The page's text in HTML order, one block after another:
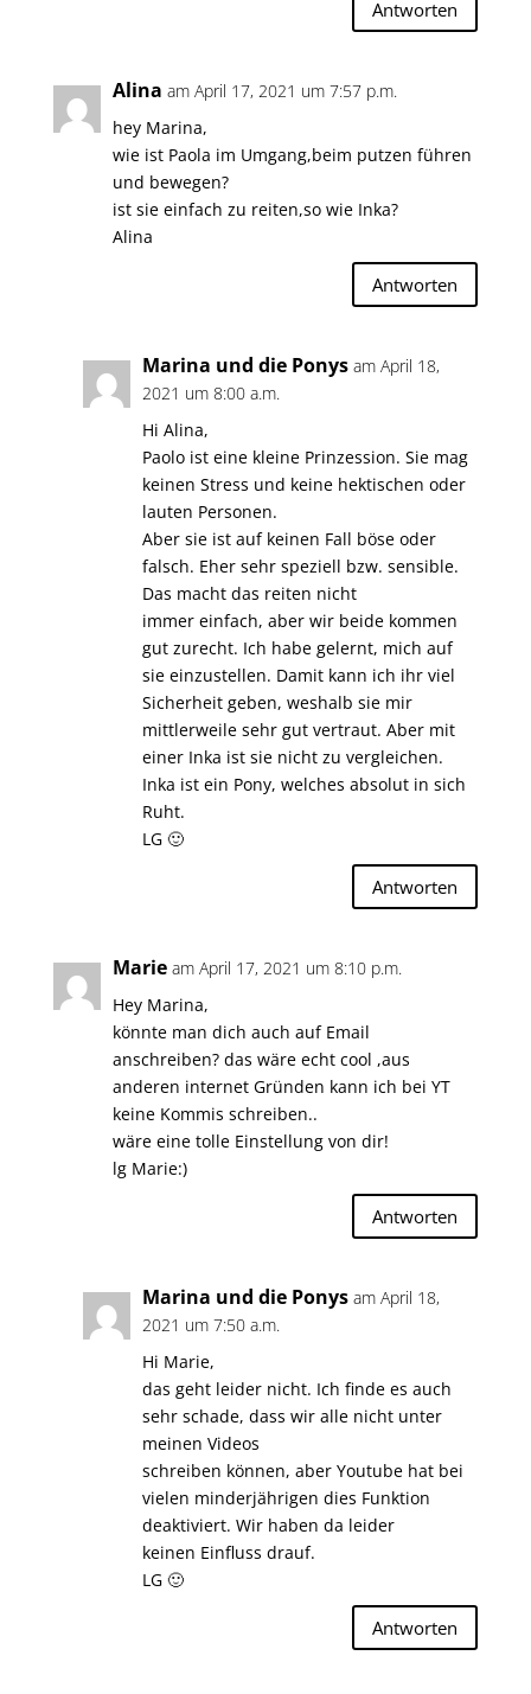
Antworten
Alina am April 17, 2021 um 7:57 p.m.
hey Marina,
wie ist Paola im Umgang,beim putzen führen
und bewegen?
ist sie einfach zu reiten,so wie Inka?
Alina
Antworten
Marina und die Ponys am April 18,
2021 um 8:00 a.m.
Hi Alina,
Paolo ist eine kleine Prinzession. Sie mag
keinen Stress und keine hektischen oder
lauten Personen.
Aber sie ist auf keinen Fall böse oder
falsch. Eher sehr speziell bzw. sensible.
Das macht das reiten nicht
immer einfach, aber wir beide kommen
gut zurecht. Ich habe gelernt, mich auf
sie einzustellen. Damit kann ich ihr viel
Sicherheit geben, weshalb sie mir
mittlerweile sehr gut vertraut. Aber mit
einer Inka ist sie nicht zu vergleichen.
Inka ist ein Pony, welches absolut in sich
Ruht.
LG 🙂
Antworten
Marie am April 17, 2021 um 8:10 p.m.
Hey Marina,
könnte man dich auch auf Email
anschreiben? das wäre echt cool ,aus
anderen internet Gründen kann ich bei YT
keine Kommis schreiben..
wäre eine tolle Einstellung von dir!
lg Marie:)
Antworten
Marina und die Ponys am April 18,
2021 um 7:50 a.m.
Hi Marie,
das geht leider nicht. Ich finde es auch
sehr schade, dass wir alle nicht unter
meinen Videos
schreiben können, aber Youtube hat bei
vielen minderjährigen dies Funktion
deaktiviert. Wir haben da leider
keinen Einfluss drauf.
LG 🙂
Antworten